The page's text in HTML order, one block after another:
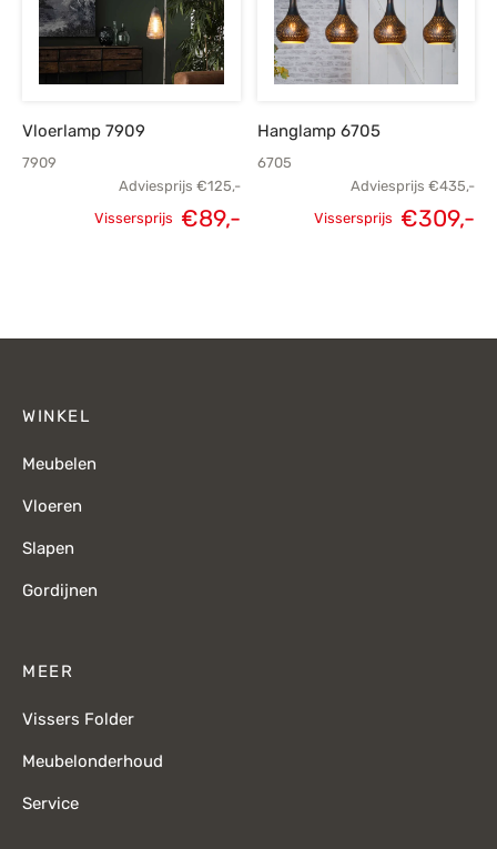
Vloerlamp 7909
7909
Adviesprijs €125,-
Vissersprijs €89,-
Hanglamp 6705
6705
Adviesprijs €435,-
Vissersprijs €309,-
WINKEL
Meubelen
Vloeren
Slapen
Gordijnen
MEER
Vissers Folder
Meubelonderhoud
Service